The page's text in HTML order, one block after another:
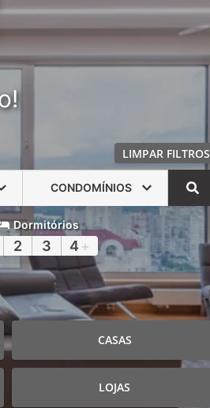
LIMPAR FILTROS
CONDOMÍNIOS
Dormitórios
2 3 4 +
CASAS
LOJAS